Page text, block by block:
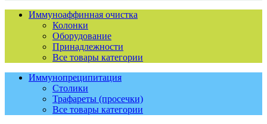
Иммуноаффинная очистка
Колонки
Оборудование
Принадлежности
Все товары категории
Иммунопреципитация
Столики
Трафареты (просечки)
Все товары категории